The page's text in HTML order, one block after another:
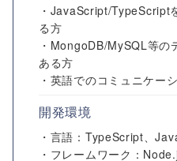
・JavaScript/TypeScript
る方
・MongoDB/MySQL等の
ある方
・英語でのコミュニケー
開発環境
・言語：TypeScript、
・フレームワーク：